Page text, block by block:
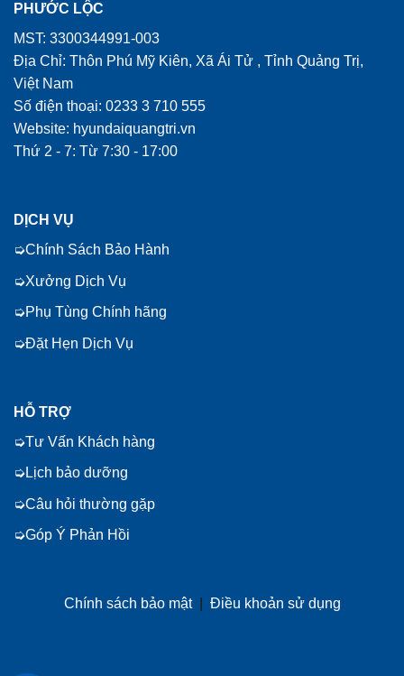
PHƯỚC LỘC
MST: 3300344991-003
Địa Chỉ: Thôn Phú Mỹ Kiên, Xã Ái Tử , Tỉnh Quảng Trị,
Việt Nam
Số điện thoại: 0233 3 710 555
Website: hyundaiquangtri.vn
Thứ 2 - 7: Từ 7:30 - 17:00
DỊCH VỤ
Chính Sách Bảo Hành
Xưởng Dịch Vụ
Phụ Tùng Chính hãng
Đặt Hẹn Dịch Vụ
HỖ TRỢ
Tư Vấn Khách hàng
Lịch bảo dưỡng
Câu hỏi thường gặp
Góp Ý Phản Hồi
Chính sách bảo mật| Điều khoản sử dụng